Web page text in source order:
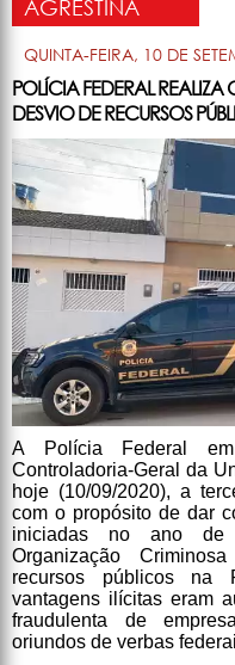
AGRESTINA
QUINTA-FEIRA, 10 DE
POLÍCIA FEDERAL
DESVIO DE RECURSOS
A Polícia Federal
Controladoria-Geral da
hoje (10/09/2020), a
com o propósito de dar
iniciadas no ano de
Organização
recursos públicos na
vantagens ilícitas eram
fraudulenta de
oriundos de verbas